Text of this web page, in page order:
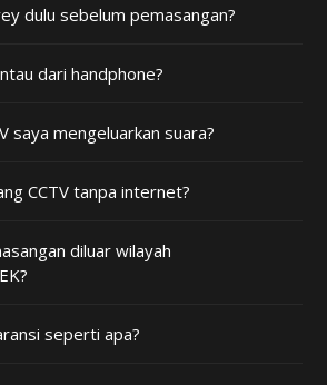
dulu sebelum pemasangan?
dari handphone?
saya mengeluarkan suara?
CCTV tanpa internet?
diluar wilayah
seperti apa?